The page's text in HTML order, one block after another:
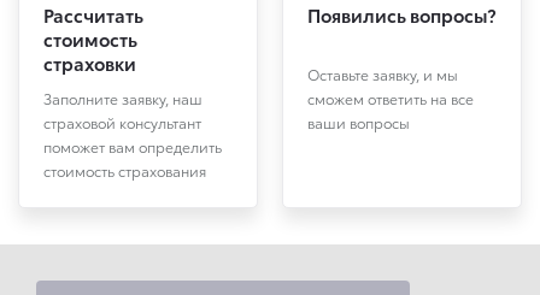
Рассчитать
стоимость
страховки
Заполните заявку, наш
страховой консультант
поможет вам определить
стоимость страхования
Появились вопросы?
Оставьте заявку, и мы
сможем ответить на все
ваши вопросы